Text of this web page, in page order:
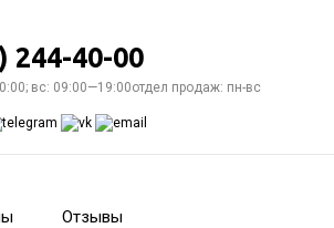
244-40-00
вс: 09:00—19:00отдел продаж: пн-вс
Отзывы